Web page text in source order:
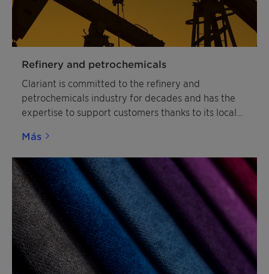
Refinery and petrochemicals
Clariant is committed to the refinery and
petrochemicals industry for decades and has the
expertise to support customers thanks to its local
Más